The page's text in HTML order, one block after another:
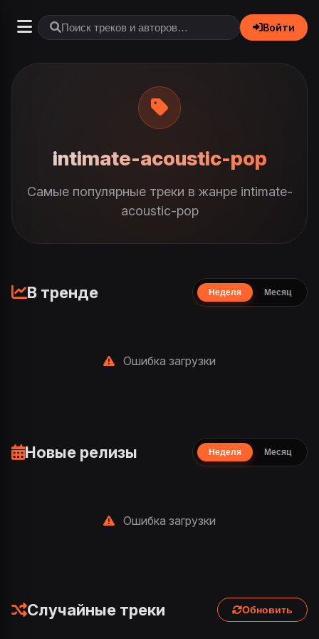
Войти
intimate-acoustic-pop
Самые популярные треки в жанре intimate-
acoustic-pop
В тренде Неделя Месяц
Ошибка загрузки
Новые релизы Неделя Месяц
Ошибка загрузки
Случайные треки Обновить